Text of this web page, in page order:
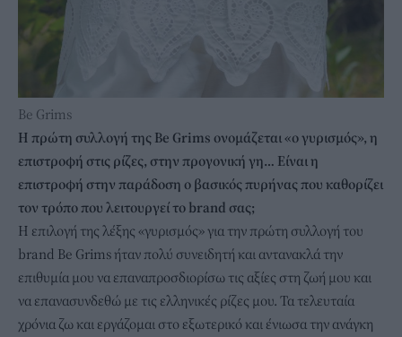
Be Grims
Η πρώτη συλλογή της Be Grims ονομάζεται «ο γυρισμός», η
επιστροφή στις ρίζες, στην προγονική γη… Είναι η
επιστροφή στην παράδοση ο βασικός πυρήνας που καθορίζει
τον τρόπο που λειτουργεί το brand σας;
Η επιλογή της λέξης «γυρισμός» για την πρώτη συλλογή του
brand Be Grims ήταν πολύ συνειδητή και αντανακλά την
επιθυμία μου να επαναπροσδιορίσω τις αξίες στη ζωή μου και
να επανασυνδεθώ με τις ελληνικές ρίζες μου. Τα τελευταία
χρόνια ζω και εργάζομαι στο εξωτερικό και ένιωσα την ανάγκη